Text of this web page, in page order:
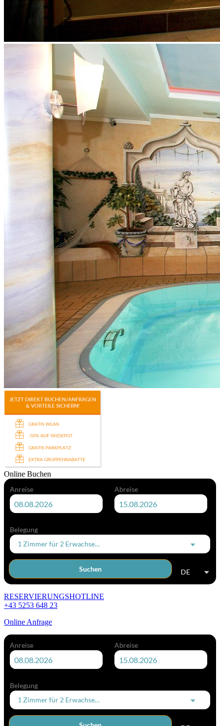
Online Buchen
Anreise Abreise
Belegung
1 Zimmerfür 2 Erwachsene
Suchen DE
RESERVIERUNGSHOTLINE
+43 5253 648 23
Online Anfrage
Anreise Abreise
Belegung
1 Zimmerfür 2 Erwachsene